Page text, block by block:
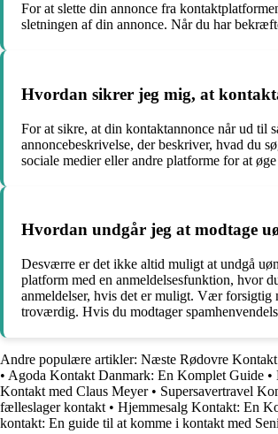
For at slette din annonce fra
sletningen af din annonce. Når du har
Hvordan sikrer jeg mig, at
For at sikre, at din kontaktannonce når ud til
annoncebeskrivelse, der beskriver, hvad du
sociale medier eller andre platforme for at
Hvordan undgår jeg at modtage
Desværre er det ikke altid muligt at undgå
platform med en anmeldelsesfunktion, hvor
anmeldelser, hvis det er muligt. Vær forsigtig
troværdig. Hvis du modtager
Andre populære artikler: Næste Rødovre
• Agoda Kontakt Danmark: En Komplet Guide •
Kontakt med Claus Meyer• Supersavertravel
fælleslager kontakt • Hjemmesalg Kontakt: En
kontakt: En guide til at komme i kontakt med